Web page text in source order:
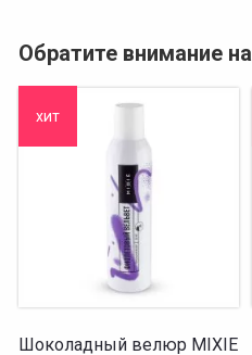
Обратите внимание на
хит
Шоколадный велюр MIXIE